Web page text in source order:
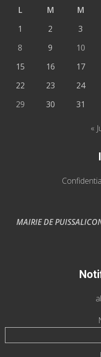
L
M M
1
2 3
8
9 10
15
16 17
22
23 24
29
30 31
«
MAIRIE DE
Les